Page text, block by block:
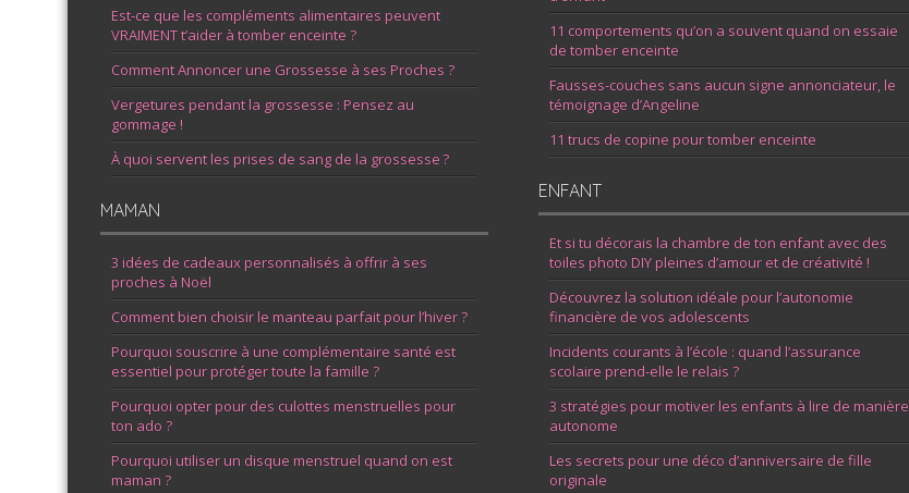
Est-ce que les compléments alimentaires peuvent
VRAIMENT t’aider à tomber enceinte ?
Comment Annoncer une Grossesse à ses Proches ?
Vergetures pendant la grossesse : Pensez au
gommage !
À quoi servent les prises de sang de la grossesse ?
MAMAN
3 idées de cadeaux personnalisés à offrir à ses
proches à Noël
Comment bien choisir le manteau parfait pour l’hiver ?
Pourquoi souscrire à une complémentaire santé est
essentiel pour protéger toute la famille ?
Pourquoi opter pour des culottes menstruelles pour
ton ado ?
Pourquoi utiliser un disque menstruel quand on est
maman ?
11 comportements qu’on a souvent quand on essaie
de tomber enceinte
Fausses-couches sans aucun signe annonciateur, le
témoignage d’Angeline
11 trucs de copine pour tomber enceinte
ENFANT
Et si tu décorais la chambre de ton enfant avec des
toiles photo DIY pleines d’amour et de créativité !
Découvrez la solution idéale pour l’autonomie
financière de vos adolescents
Incidents courants à l’école : quand l’assurance
scolaire prend-elle le relais ?
3 stratégies pour motiver les enfants à lire de manière
autonome
Les secrets pour une déco d’anniversaire de fille
originale